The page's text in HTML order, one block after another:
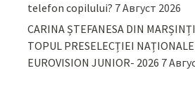
telefon copilului? 7 Август 2026
CARINA ȘTEFANESA DIN
TOPUL PRESELECȚIEI
EUROVISION JUNIOR- 2026 7